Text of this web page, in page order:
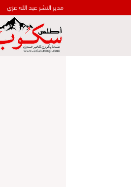
مدير النشر عبد الله عزي